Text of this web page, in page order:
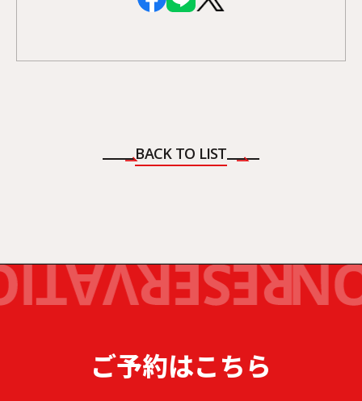
BACK TO LIST
ご予約はこちら